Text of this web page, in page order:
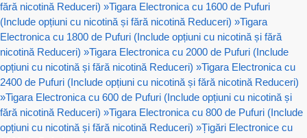
fără nicotină Reduceri) »Tigara Electronica cu 1600 de Pufuri
(Include opțiuni cu nicotină și fără nicotină Reduceri) »Tigara
Electronica cu 1800 de Pufuri (Include opțiuni cu nicotină și fără
nicotină Reduceri) »Tigara Electronica cu 2000 de Pufuri (Include
opțiuni cu nicotină și fără nicotină Reduceri) »Tigara Electronica cu
2400 de Pufuri (Include opțiuni cu nicotină și fără nicotină Reduceri)
»Tigara Electronica cu 600 de Pufuri (Include opțiuni cu nicotină și
fără nicotină Reduceri) »Tigara Electronica cu 800 de Pufuri (Include
opțiuni cu nicotină și fără nicotină Reduceri) »Țigări Electronice cu